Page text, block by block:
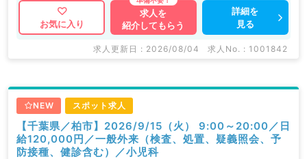
お気に入り
求人を
紹介してもらう
詳細を
見る
求人更新日 : 2026/08/04 求人No. : 1001842
NEW スポット求人
【千葉県／柏市】2026/9/15（火） 9:00～20:00／日
給120,000円／一般外来（検査、処置、疑義照会、予
防接種、健診含む）／小児科